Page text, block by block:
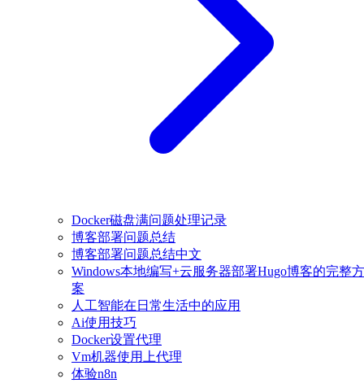
Docker磁盘满问题处理记录
博客部署问题总结
博客部署问题总结中文
Windows本地编写+云服务器部署Hugo博客的完整方
案
人工智能在日常生活中的应用
Ai使用技巧
Docker设置代理
Vm机器使用上代理
体验n8n